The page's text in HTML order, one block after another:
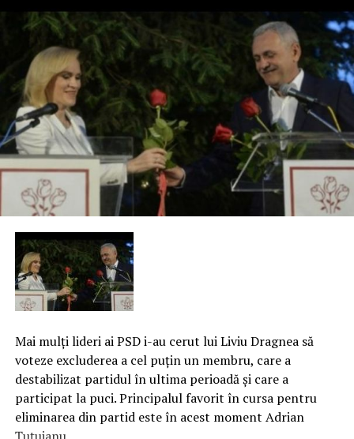
Mai mulţi lideri ai PSD i-au cerut lui Liviu Dragnea să
voteze excluderea a cel puţin un membru, care a
destabilizat partidul în ultima perioadă şi care a
participat la puci. Principalul favorit în cursa pentru
eliminarea din partid este în acest moment Adrian